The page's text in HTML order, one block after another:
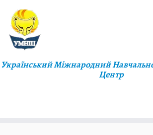
Український Міжнародний
Центр